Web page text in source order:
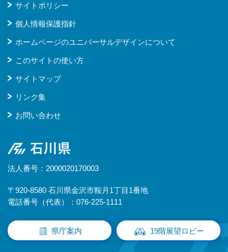
サイトポリシー
個人情報保護指針
ホームページのユニバーサルデザインについて
このサイトの使い方
サイトマップ
リンク集
お問い合わせ
石川県
法人番号：2000020170003
〒920-8580 石川県金沢市鞍月1丁目1番地
電話番号（代表）：076-225-1111
県庁案内 19階展望ロビー